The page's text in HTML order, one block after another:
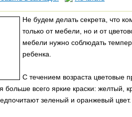
Не будем делать секрета, что
только от мебели, но и от
мебели нужно соблюдать
ребенка.
С течением возраста цветовые
больше всего яркие краски: желтый,
зеленый и оранжевый